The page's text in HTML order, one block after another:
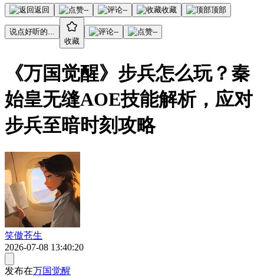
返回 -- -- 收藏 顶部
说点好听的...
收藏
-- --
《万国觉醒》步兵怎么玩？秦
始皇无缝AOE技能解析，应对
步兵至暗时刻攻略
笑傲苍生
2026-07-08 13:40:20
发布在万国觉醒